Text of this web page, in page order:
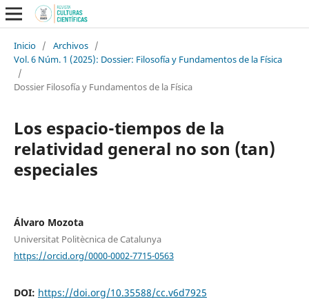
Inicio / Archivos /
Vol. 6 Núm. 1 (2025): Dossier: Filosofía y Fundamentos de la Física
/
Dossier Filosofía y Fundamentos de la Física
Los espacio-tiempos de la
relatividad general no son (tan)
especiales
Álvaro Mozota
Universitat Politècnica de Catalunya
https://orcid.org/0000-0002-7715-0563
DOI: https://doi.org/10.35588/cc.v6d7925